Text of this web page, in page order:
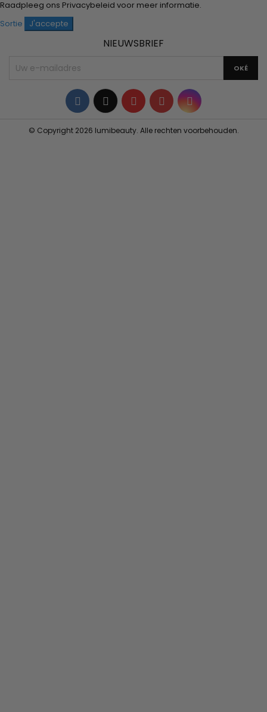
Raadpleeg ons Privacybeleid voor meer informatie.
Sortie
J'accepte
NIEUWSBRIEF
Facebook
TwitterYouTubePinterestInstagram
© Copyright 2026 lumibeauty. Alle rechten voorbehouden.